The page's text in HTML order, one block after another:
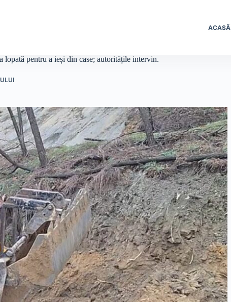
ACASĂ
pentru a ieși din case; autoritățile intervin.